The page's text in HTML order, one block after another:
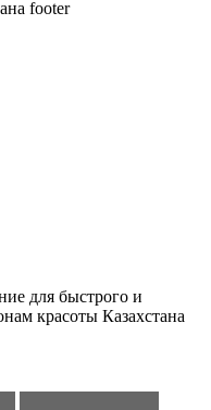
для быстрого и
красоты Казахстана